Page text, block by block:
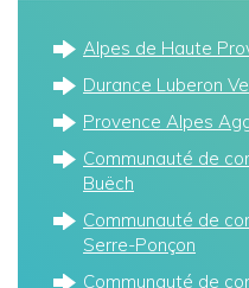
Alpes de Haute
Durance Luberon
Provence Alpes
Communauté de
Buëch
Communauté de
Serre-Ponçon
Communauté de